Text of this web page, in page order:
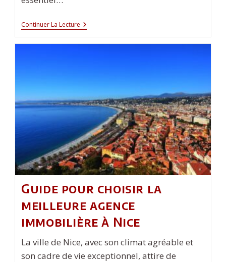
Continuer La Lecture Le
Mobilier
Exemples
Inspirants
Guide pour choisir la
meilleure agence
immobilière à Nice
La ville de Nice, avec son climat agréable et
son cadre de vie exceptionnel, attire de